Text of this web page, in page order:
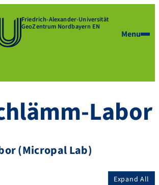
Friedrich-Alexander-Universität
GeoZentrum Nordbayern EN
Menu
Labor
(Micropal Lab)
Expand All